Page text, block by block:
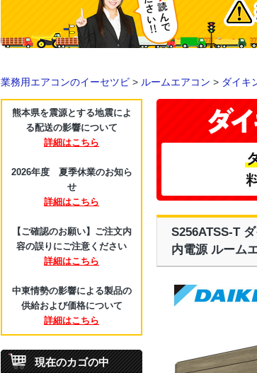
業務用エアコンのイーセツビ > ルームエアコン > ダイキ
S256ATSS-T
内電源 ルーム
熊本県を震源とする地震によ
る配送の影響について
詳細はこちら
2026年度 夏季休業のお知ら
せ
詳細はこちら
【ご確認のお願い】ご注文内
容の誤りにご注意ください
詳細はこちら
中東情勢の影響による製品の
供給および価格について
詳細はこちら
現在のカゴの中